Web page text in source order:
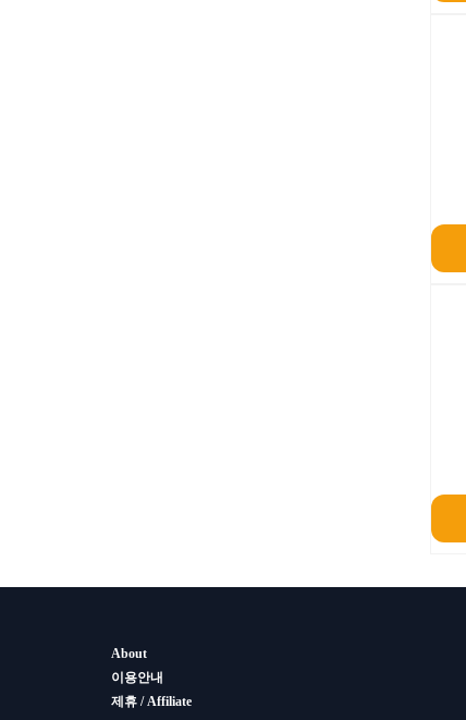
About
이용안내
제휴 / Affiliate